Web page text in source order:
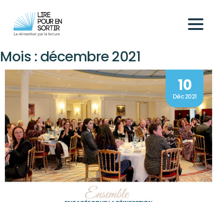
Mois : décembre 2021
10
Déc 2021